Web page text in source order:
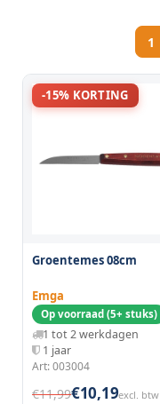
1
-15% KORTING
Groentemes 08cm
Emga
Op voorraad (5+ stuks)
1 tot 2 werkdagen
1 jaar
Art: 003004
€11,99€10,19excl. btw